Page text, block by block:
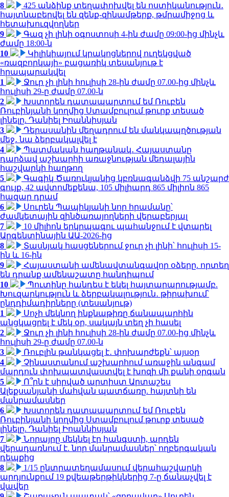
8
425 անձինք տեղափոխվել են ոստիկանություն․
հայտնաբերվել են զենք-զինամթերք, թմրամիջոց և
հետախուզվողներ
9
Գազ չի լինի օգոստոսի 4-ին ժամը 09:00-ից մինչև
ժամը 18:00-ն
10
Կիլիկիայում կրակոցներով ուղեկցված
«ռազբորկայի» բացառիկ տեսանյութ է
հրապարակվել
1
Ջուր չի լինի հուլիսի 28-ին ժամը 07.00-ից մինչև
հուլիսի 29-ը ժամը 07.00-ն
2
Խստորեն դատապարտում եմ Ռուբեն
Ռուբինյանի կողմից Ստամբուլում թուրք տեսած
լինելը. Դանիել Իոաննիսյան
3
Դերասանին մեղադրում են մանկապղծության
մեջ․ նա ձերբակալվել է
4
Պատմական հաղթանակ․ Հայաստանը
դարձավ աշխարհի առաջնության մեդալային
հաշվարկի հաղթող
5
Գագիկ Ծառուկյանից կբռնագանձվի 75 անշարժ
գույք, 42 ավտոմեքենա, 105 միլիարդ 865 միլիոն 865
հազար դրամ
6
Սուրեն Պապիկյանի նոր հրամանը՝
ժամկետային զինծառայողների վերաբերյալ
7
10 միլիոն երկրպագու պահանջում է վտարել
Արգենտինային ԱԱ-2026-ից
8
Տասնյակ հասցեներում ջուր չի լինի՝ հուլիսի 15-
ին և 16-ին
9
Հայաստանի ամենավտանգավոր օձերը. որտեղ
են դրանք ամենաշատը հանդիպում
10
Պուտինը հանդես է եկել հայտարարությամբ.
Խուզարկություն և ձերբակալություն․ թիրախում՝
ընդդիմադիրները (տեսանյութ)
1
Սոչի մեկնող ինքնաթիռը ճանապարհին
անցկացրել է մեկ օր, սակայն տեղ չի հասել
2
Ջուր չի լինի հուլիսի 28-ին ժամը 07.00-ից մինչև
հուլիսի 29-ը ժամը 07.00-ն
3
Ռուբլին թանկացել է․ փոխարժեքն՝ այսօր
4
Չինաստանում աշխարհում առաջին անգամ
մարդուն փոխպատվաստվել է խոզի մի քանի օրգան
5
Ո՞րն է սիրված արտիստ Արտաշես
Ալեքսանյանի մահվան պատճառը. հայտնի են
մանրամասներ
6
Խստորեն դատապարտում եմ Ռուբեն
Ռուբինյանի կողմից Ստամբուլում թուրք տեսած
լինելը. Դանիել Իոաննիսյան
7
Նորայրը մեկնել էր հանգստի, արդեն
վերադառնում է. նոր մանրամասներ՝ ողբերգական
դեպքից
8
1/15 ընտրատեղամասում վերահաշվարկի
արդյունքում 19 քվեաթերթիկներից 7-ը ճանաչվել է
վավեր